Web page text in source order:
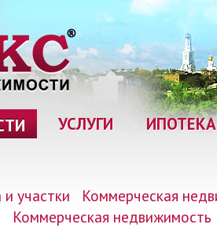
УСЛУГИ ИПОТЕКА
участки
Коммерческая
Коммерческая недвижимость